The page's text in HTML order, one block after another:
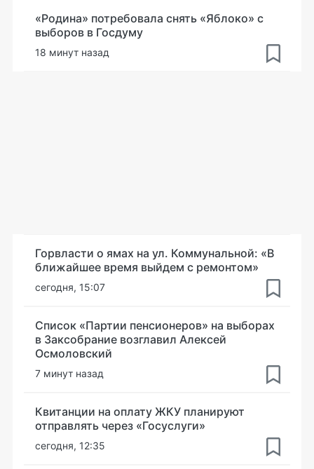
«Родина» потребовала снять «Яблоко» с
выборов в Госдуму
18 минут назад
Горвласти о ямах на ул. Коммунальной: «В
ближайшее время выйдем с ремонтом»
сегодня, 15:07
Список «Партии пенсионеров» на выборах
в Заксобрание возглавил Алексей
Осмоловский
7 минут назад
Квитанции на оплату ЖКУ планируют
отправлять через «Госуслуги»
сегодня, 12:35